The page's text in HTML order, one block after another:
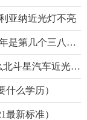
亚纳近光灯不亮
三八国际妇女节
汽车近光灯不亮了
么学历）
最新标准）